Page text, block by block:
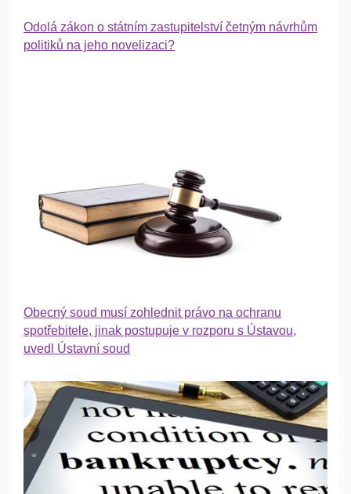
Odolá zákon o státním zastupitelství četným návrhům
politiků na jeho novelizaci?
Obecný soud musí zohlednit právo na ochranu
spotřebitele, jinak postupuje v rozporu s Ústavou,
uvedl Ústavní soud